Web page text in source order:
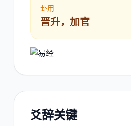
卦用
晋升，加官
爻辞关键